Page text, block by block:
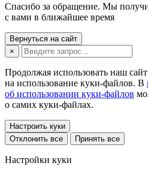
Спасибо за обращение. Мы
с вами в ближайшее время
Вернуться на сайт
×
Продолжая использовать наш
на использование куки-файлов. В
об использовании куки-файлов
о самих куки-файлах.
Настроить куки
Отклонить все
Принять все
Настройки куки